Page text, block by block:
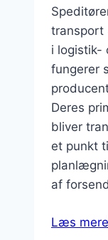
transport
i logistik-
fungerer
Deres
bliver
et punkt
af
Læs mere